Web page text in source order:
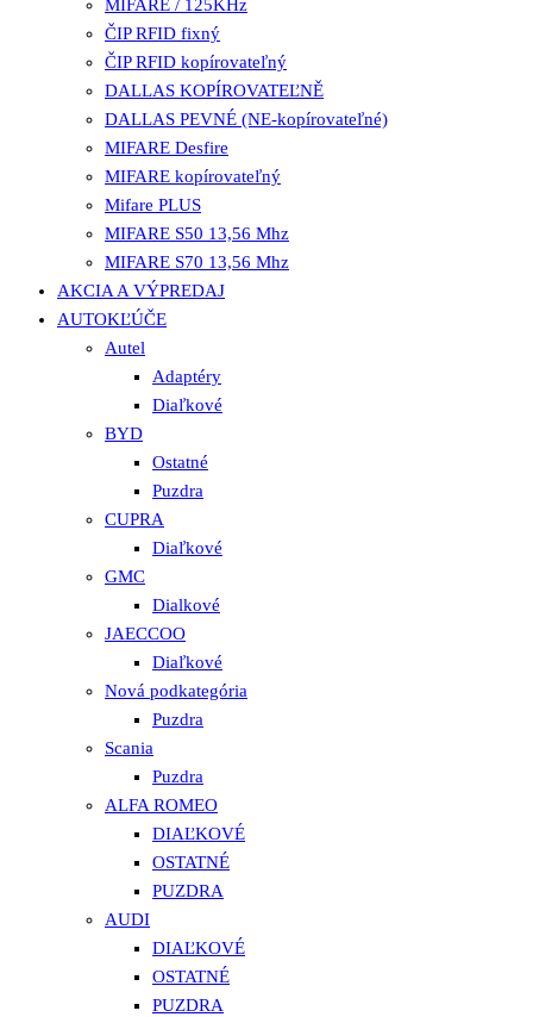
MIFARE / 125KHz
ČIP RFID fixný
ČIP RFID kopírovateľný
DALLAS KOPÍROVATEĽNĚ
DALLAS PEVNÉ (NE-kopírovateľné)
MIFARE Desfire
MIFARE kopírovateľný
Mifare PLUS
MIFARE S50 13,56 Mhz
MIFARE S70 13,56 Mhz
AKCIA A VÝPREDAJ
AUTOKĽÚČE
Autel
Adaptéry
Diaľkové
BYD
Ostatné
Puzdra
CUPRA
Diaľkové
GMC
Dialkové
JAECCOO
Diaľkové
Nová podkategória
Puzdra
Scania
Puzdra
ALFA ROMEO
DIAĽKOVÉ
OSTATNÉ
PUZDRA
AUDI
DIAĽKOVÉ
OSTATNÉ
PUZDRA